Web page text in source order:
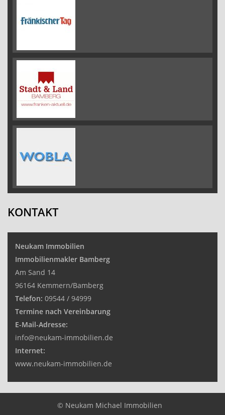
KONTAKT
Neukam Immobilien
Immobilienmakler Bamberg
Am Sand 14
96164 Kemmern/Bamberg
Telefon: 09544 / 94999
Termine nach Vereinbarung
E-Mail-Adresse:
info@neukam-immobilien.de
Internet:
www.neukam-immobilien.de
© Neukam Michael Immobilien